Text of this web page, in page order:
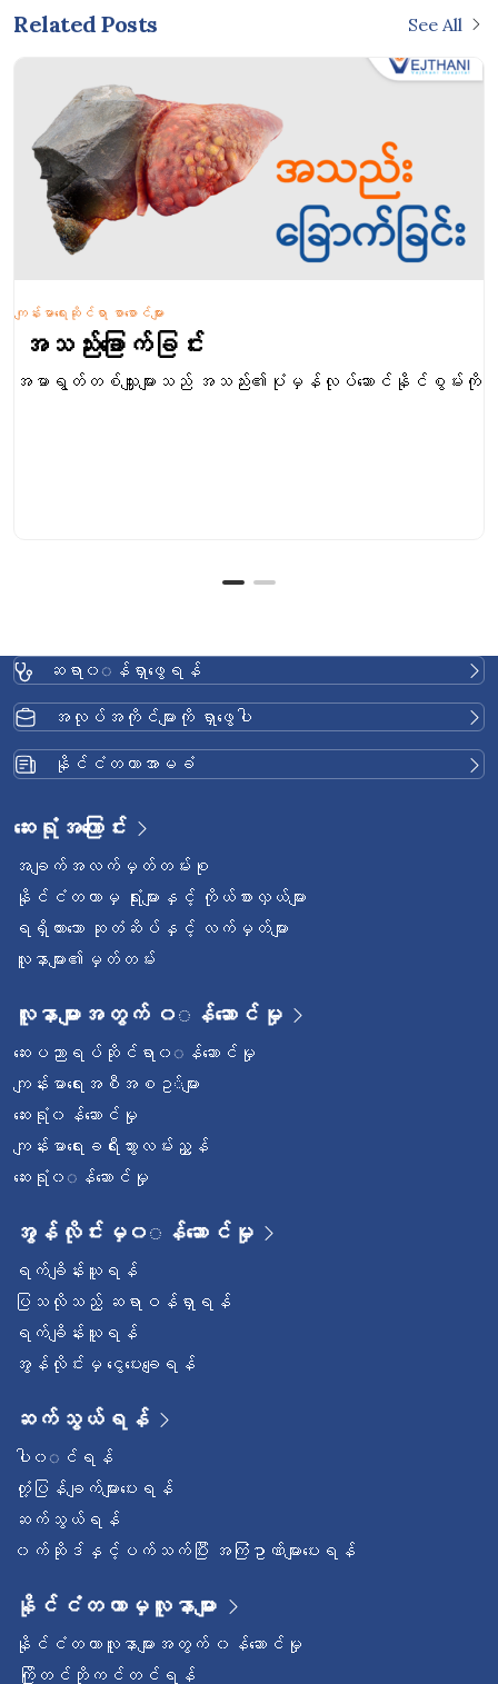
Related Posts See All
အသည်းခြောက်ခြင်း
အမာရွတ်တစ်သျှူးများသည် အသည်း၏ပုံမှန်လုပ်ဆောင်နိုင်စွမ်းကို
ကျန်းမာရေးဆိုင်ရာ စာစောင်များ
ဆရာ၀◌န်ရှာဖွေရန်
အလုပ်အကိုင်များကို ရှာဖွေပါ
နိုင်ငံတကာအာမခံ
ဆေးရုံအကြောင်း
အချက်အလက်မှတ်တမ်းစု
နိုင်ငံတကာမှ ရုံးများနှင့် ကိုယ်စားလှယ်များ
ရရှိထားသော ဆုတံဆိပ်နှင့် လက်မှတ်များ
လူနာများ၏မှတ်တမ်း
လူနာများအတွက် ၀◌န်ဆောင်မှု
ဆေးပညာရပ်ဆိုင်ရာ၀◌န်ဆောင်မှု
ကျန်းမာရေးအစီအစဥ◌်များ
ဆေးရုံ၀န်ဆောင်မှု
ကျန်းမာရေးခရီးသွားလမ်းညွှန်
ဆေးရုံ၀◌န်ဆောင်မှု
အွန်လိုင်းမှ၀◌န်ဆောင်မှု
ရက်ချိန်းယူရန်
ပြသလိုသည့် ဆရာဝန်ရှာရန်
ရက်ချိန်းယူရန်
အွန်လိုင်းမှ ငွေပေးချေရန်
ဆက်သွယ်ရန်
ပါ၀◌င်ရန်
တုံ့ပြန်ချက်များပေးရန်
ဆက်သွယ်ရန်
၀က်ဆိုဒ်နှင့်ပက်သက်ပြီး အကြံဥာဏ်များပေးရန်
နိုင်ငံတကာမှလူနာများ
နိုင်ငံတကာလူနာများအတွက် ၀န်ဆောင်မှု
ကြိုတင်ဘိုကင်တင်ရန်